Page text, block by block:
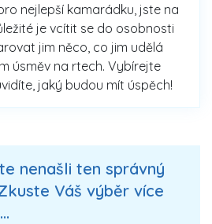
nejlepší kamarádku, jste na
je vcítit se do osobnosti
jim něco, co jim udělá
úsměv na rtech. Vybírejte
jaký budou mít úspěch!
nenašli ten správný
Váš výběr více